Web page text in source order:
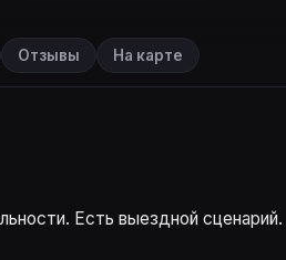
Отзывы На карте
Есть выездной сценарий.